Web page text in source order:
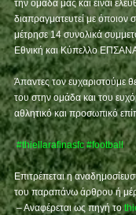
την ομάδα μας και είναι
διαπραγματευτεί με όποιον
μέτρησε 14 συνολικά
Εθνική και Κύπελλο
Άπαντες τον ευχαριστούμε
του στην ομάδα και του
αθλητικό και προσωπικό
#thiellarafinasfc #football
Επιτρέπεται η
του παραπάνω άρθρου ή
– Αναφέρεται ως πηγή το